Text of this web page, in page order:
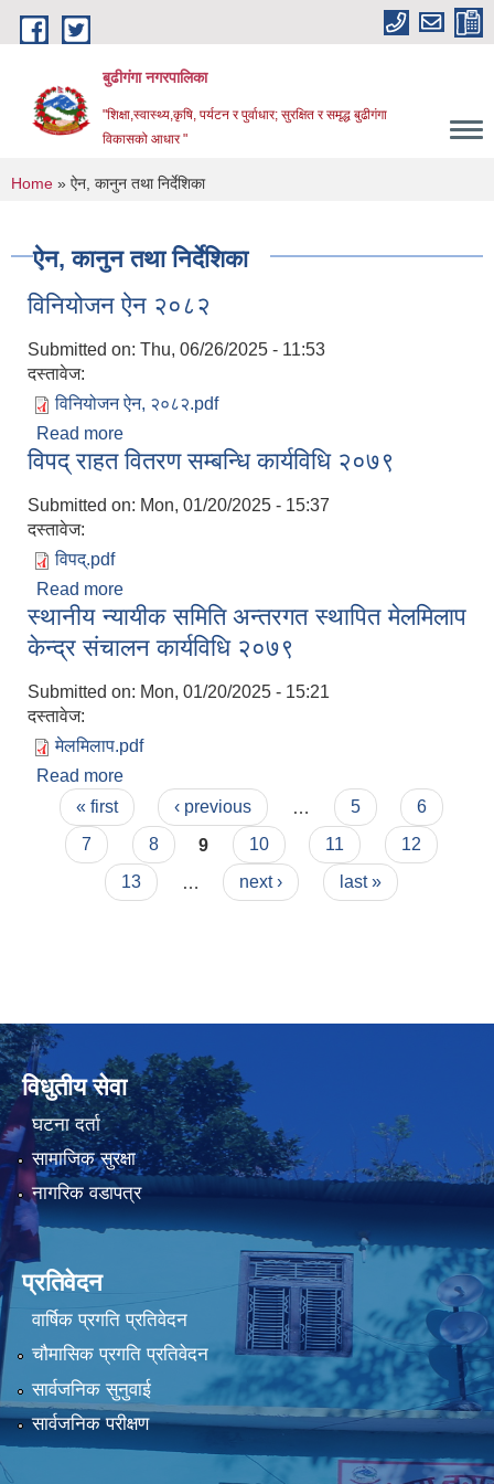
Skip to main content
बुढीगंगा नगरपालिका
"शिक्षा,स्वास्थ्य,कृषि, पर्यटन र पुर्वाधार; सुरक्षित र समृद्ध बुढीगंगा
विकासको आधार "
You are here
Home » ऐन, कानुन तथा निर्देशिका
ऐन, कानुन तथा निर्देशिका
विनियोजन ऐन २०८२
Submitted on: Thu, 06/26/2025 - 11:53
दस्तावेज:
विनियोजन ऐन, २०८२.pdf
Read more
विपद् राहत वितरण सम्बन्धि कार्यविधि २०७९
Submitted on: Mon, 01/20/2025 - 15:37
दस्तावेज:
विपद्.pdf
Read more
स्थानीय न्यायीक समिति अन्तरगत स्थापित मेलमिलाप
केन्द्र संचालन कार्यविधि २०७९
Submitted on: Mon, 01/20/2025 - 15:21
दस्तावेज:
मेलमिलाप.pdf
Read more
केन्द्र संचालन कार्यविधि २०७९
Pages
« first ‹ previous 5
6
7
8 9 10 11
12
13
next › last »
विधुतीय सेवा
घटना दर्ता
सामाजिक सुरक्षा
नागरिक वडापत्र
प्रतिवेदन
वार्षिक प्रगति प्रतिवेदन
चौमासिक प्रगति प्रतिवेदन
सार्वजनिक सुनुवाई
सार्वजनिक परीक्षण